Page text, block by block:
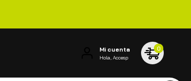
Mi cuenta
Hola, Accesp
0